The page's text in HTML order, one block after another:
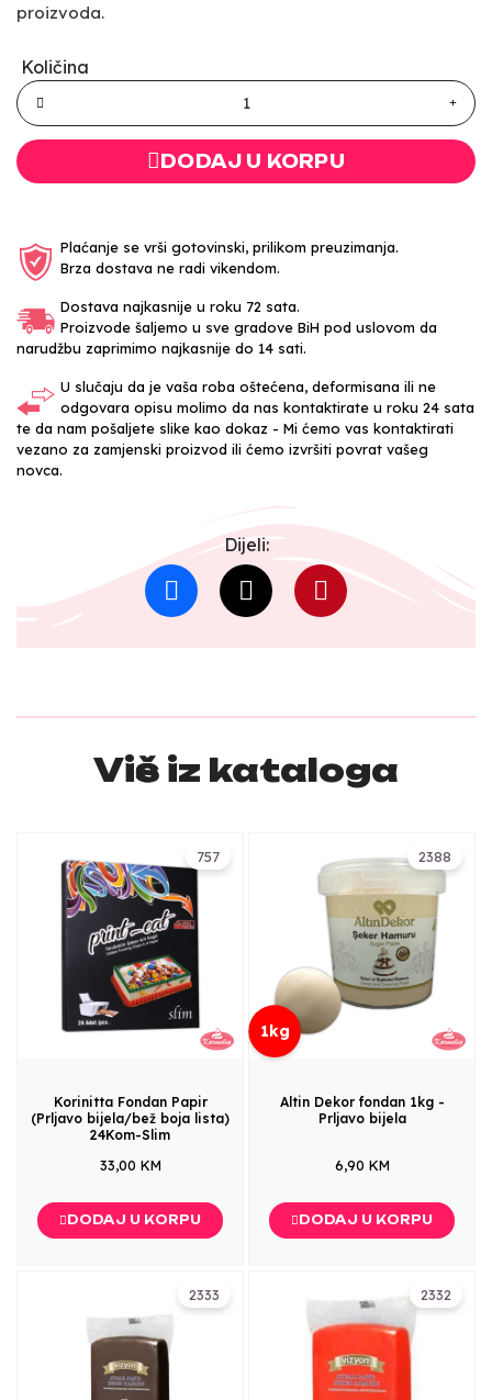
proizvoda.
Količina
DODAJ U KORPU
Plaćanje se vrši gotovinski, prilikom preuzimanja.
Brza dostava ne radi vikendom.
Dostava najkasnije u roku 72 sata.
Proizvode šaljemo u sve gradove BiH pod uslovom da
narudžbu zaprimimo najkasnije do 14 sati.
U slučaju da je vaša roba oštećena, deformisana ili ne
odgovara opisu molimo da nas kontaktirate u roku 24 sata
te da nam pošaljete slike kao dokaz - Mi ćemo vas kontaktirati
vezano za zamjenski proizvod ili ćemo izvršiti povrat vašeg
novca.
Dijeli:
Više iz kataloga
757
Korinitta Fondan Papir
(Prljavo bijela/bež boja lista)
24Kom-Slim
33,00 KM
DODAJ U KORPU
2388
1kg
Altin Dekor fondan 1kg -
Prljavo bijela
6,90 KM
DODAJ U KORPU
2333 2332